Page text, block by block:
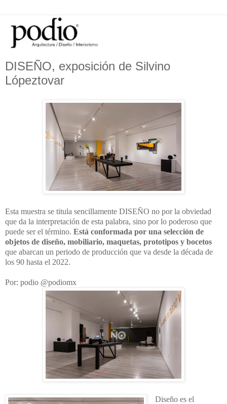
DISEÑO, exposición de Silvino
Lópeztovar
Esta muestra se titula sencillamente DISEÑO no por la obviedad
que da la interpretación de esta palabra, sino por lo poderoso que
puede ser el término. Está conformada por una selección de
objetos de diseño, mobiliario, maquetas, prototipos y bocetos
que abarcan un periodo de producción que va desde la década de
los 90 hasta el 2022.
Por: podio @podiomx
Diseño es el